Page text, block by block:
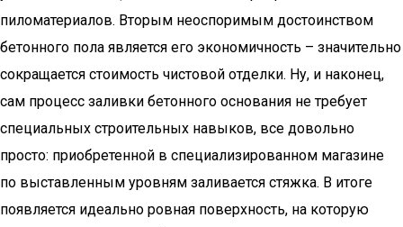
пиломатериалов. Вторым неоспоримым достоинством
бетонного пола является его экономичность – значительно
сокращается стоимость чистовой отделки. Ну, и наконец,
сам процесс заливки бетонного основания не требует
специальных строительных навыков, все довольно
просто: приобретенной в специализированном магазине
по выставленным уровням заливается стяжка. В итоге
появляется идеально ровная поверхность, на которую